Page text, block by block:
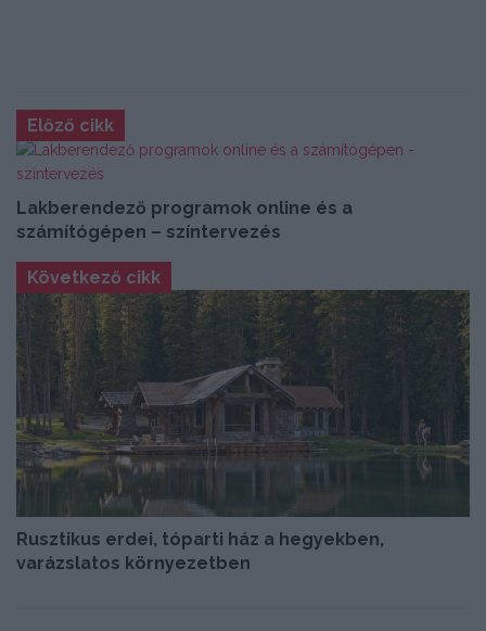
Előző cikk
Lakberendező programok online és a
számítógépen – színtervezés
Következő cikk
Rusztikus erdei, tóparti ház a hegyekben,
varázslatos környezetben